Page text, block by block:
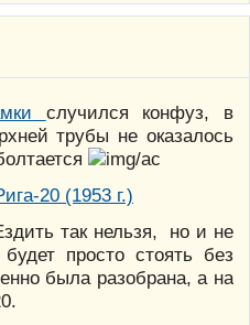
случился конфуз, в
трубы не оказалось
так нельзя, но и не
просто стоять без
была разобрана, а на